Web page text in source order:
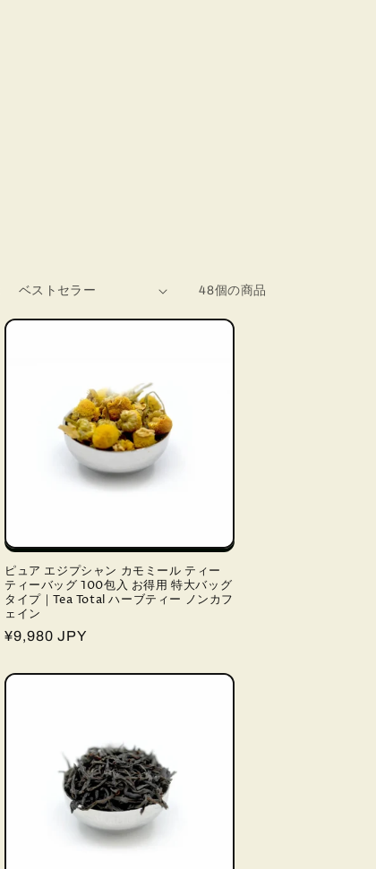
48個の商品
ピュア エジプシャン カモミール ティー
ティーバッグ 100包入 お得用 特大バッグ
タイプ｜Tea Total ハーブティー ノンカフ
ェイン
通
価
¥9,980 JPY